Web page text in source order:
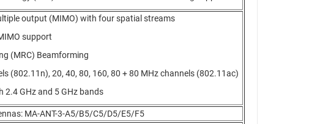
output (MIMO) with four spatial streams
support
(MRC) Beamforming
(802.11n), 20, 40, 80, 160, 80 + 80 MHz channels (802.11ac)
2.4 GHz and 5 GHz bands
MA-ANT-3-A5/B5/C5/D5/E5/F5